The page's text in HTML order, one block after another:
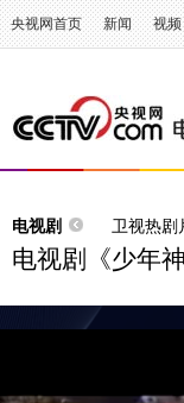
央视网首页 新闻 视频
电视剧 卫视热剧
电视剧《少年